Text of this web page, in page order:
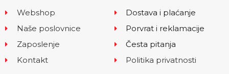
Webshop
Naše poslovnice
Zaposlenje
Kontakt
Dostava i plaćanje
Porvrat i reklamacije
Česta pitanja
Politika privatnosti